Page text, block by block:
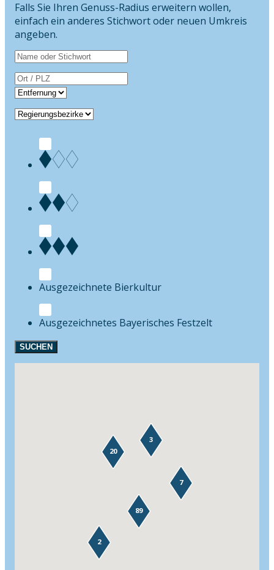
Falls Sie Ihren Genuss-Radius erweitern wollen,
einfach ein anderes Stichwort oder neuen Umkreis
angeben.
Bierkultur
Festzelt
SUCHEN
89
7
20
2
3